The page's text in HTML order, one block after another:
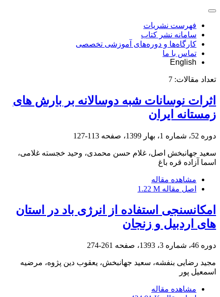
فهرست نشریات
سامانه نشر کتاب
کارگاه‌ها و دوره‌های آموزشی تخصصی
تماس با ما
English
تعداد مقالات: 7
اثرات نوسانات شبه‏ دوسالانه بر بارش ‏های
زمستانه ایران
دوره 52، شماره 1، بهار 1399، صفحه 113-127
سعید جهانبخش اصل، غلام حسن محمدی، وحید خجسته غلامی،
اسما آزاده قره باغ
مشاهده مقاله
اصل مقاله 1.22 M
امکان‎سنجی استفاده از انرژی باد در استان
های اردبیل و زنجان
دوره 46، شماره 3، 1393، صفحه 261-274
مجید رضایی بنفشه، سعید جهانبخش، یعقوب دین پژوه، مرضیه
اسمعیل پور
مشاهده مقاله